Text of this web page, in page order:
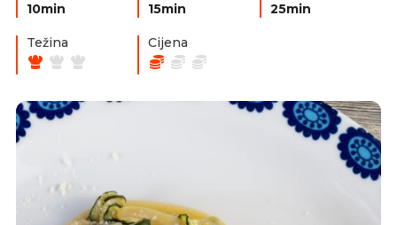
10min
15min
25min
Težina Cijena